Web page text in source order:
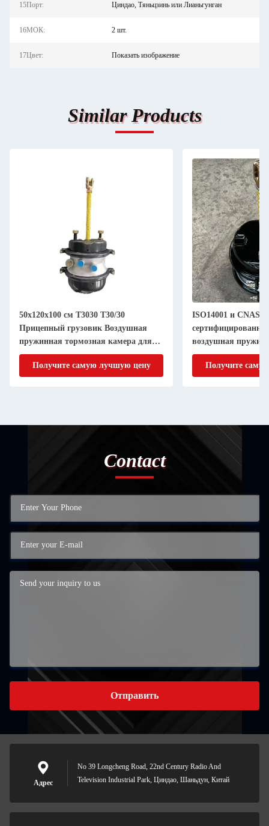
15Порт: Циндао, Тяньцзинь или Лианьгунган
16МОК: 2 шт.
17Цвет: Показать изображение
Similar Products
см T3030 T30/30
грузовик Воздушная
тормозная камера для
грузовиков
самую лучшую цену
ISO14001 и CNAS
сертифицированный T3030
воздушная пружина
тормозная камера для
производительности
Получите самую лучшую
Contact
Отправить
Адрес
No 39 Longcheng Road, 22nd Century Radio And
Television Industrial Park, Циндао, Шаньдун, Китай